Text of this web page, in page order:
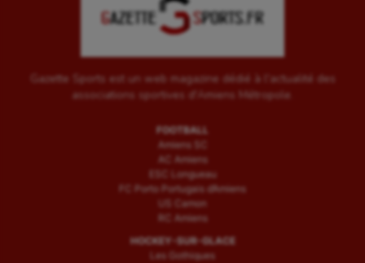
Gazette Sports est un web magazine dédié à l'actualité des
associations sportives d'Amiens Métropole.
FOOTBALL
Amiens SC
AC Amiens
ESC Longueau
FC Porto Portugais d’Amiens
US Camon
RC Amiens
HOCKEY-SUR-GLACE
Les Gothiques